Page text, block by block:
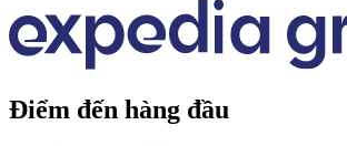
Điểm đến hàng đầu